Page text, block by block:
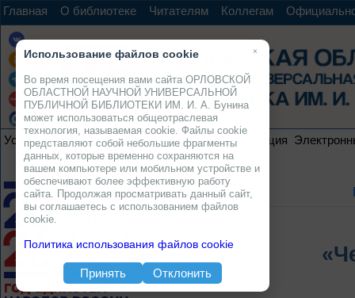
Главная О библиотеке Читателям Коллегам
Услуги Ресурсы Проекты Электронная коллекция
×
Использование файлов cookie
Во время посещения вами сайта ОРЛОВСКОЙ
ОБЛАСТНОЙ НАУЧНОЙ УНИВЕРСАЛЬНОЙ
ПУБЛИЧНОЙ БИБЛИОТЕКИ ИМ. И. А. Бунина
может использоваться общеотраслевая
технология, называемая cookie. Файлы cookie
представляют собой небольшие фрагменты
данных, которые временно сохраняются на
вашем компьютере или мобильном устройстве и
обеспечивают более эффективную работу
сайта. Продолжая просматривать данный сайт,
вы соглашаетесь с использованием файлов
cookie.
Политика использования файлов cookie
Принять Отклонить